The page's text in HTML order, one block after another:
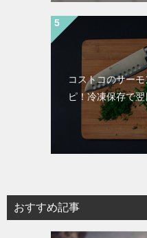
コストコのサー
ピ！冷凍保存で
おすすめ記事